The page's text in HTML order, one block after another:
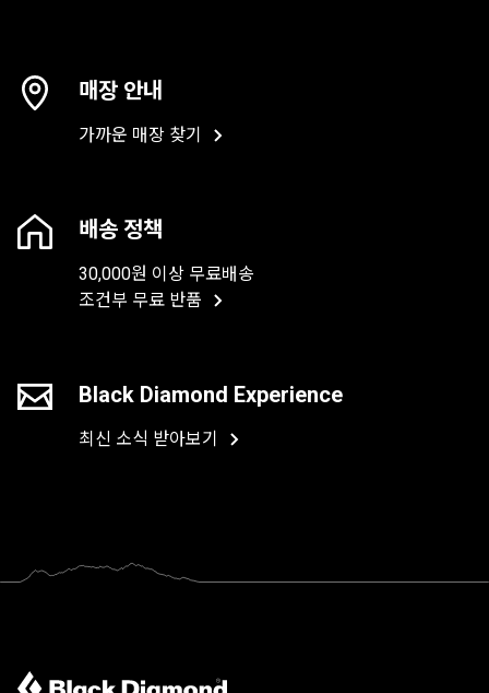
매장 안내
가까운 매장 찾기
배송 정책
30,000원 이상 무료배송
조건부 무료 반품
Black Diamond Experience
최신 소식 받아보기